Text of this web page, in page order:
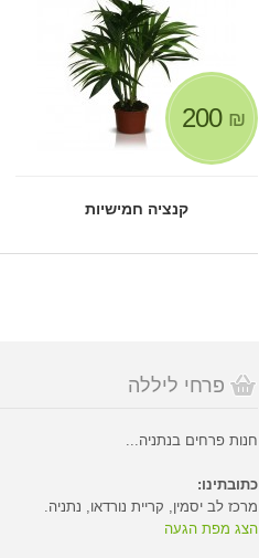
קנציה חמישיות
₪
200
פרחי ליללה
חנות פרחים בנתניה...
כתובתינו:
מרכז לב יסמין, קריית נורדאו, נתניה.
הצג מפת הגעה